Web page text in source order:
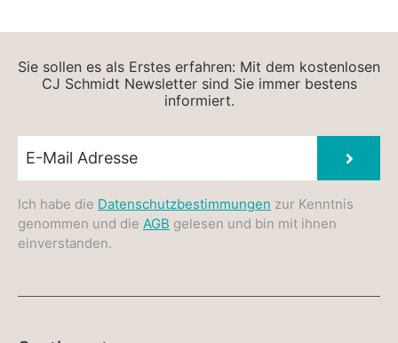
Sie sollen es als Erstes erfahren: Mit dem kostenlosen
CJ Schmidt Newsletter sind Sie immer bestens
informiert.
Ich habe die Datenschutzbestimmungen zur Kenntnis
genommen und die AGB gelesen und bin mit ihnen
einverstanden.